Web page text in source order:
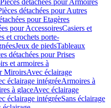
Pièces détachées pour Armoires
détachées pour Autres
pour Etagères
pour AccessoiresCasiers et
et crochets porte-
Jeux de piedsTableaux
détachées pour Prises
et armoires à
MiroirsAvec éclairage
éclairage intégréeArmoires à
à glaceAvec éclairage
éclairage intégréeSans éclairage